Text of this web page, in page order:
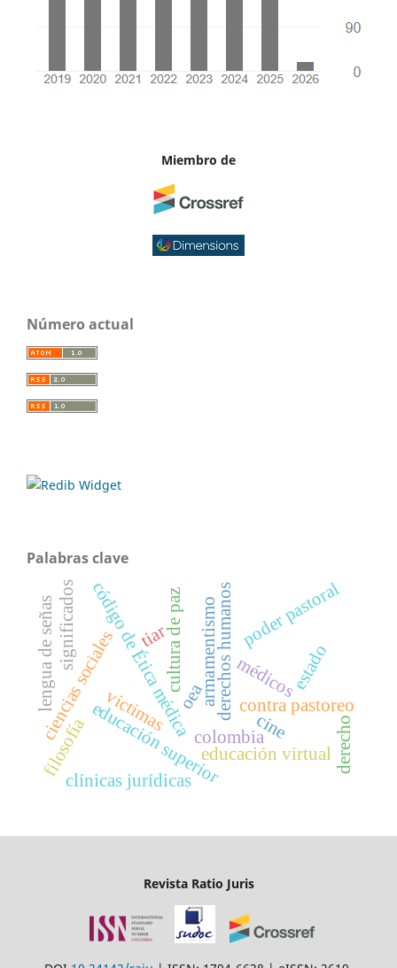
Miembro de
Número actual
Palabras clave
derechos humanosmédicos
código de Ética médicacolombia
educación superioreducación virtual
ciencias sociales
clínicas jurídicas
armamentismo
tiar
oea
poder pastoral
contra pastoreo
estado
filosofía
cultura de paz
lengua de señas victimas
significados
cine derecho
Revista Ratio Juris